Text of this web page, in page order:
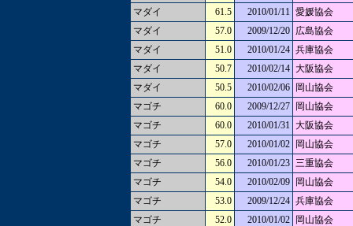
マダイ
61.5 2010/01/11 愛媛協会
マダイ
57.0 2009/12/20 広島協会
マダイ
51.0 2010/01/24 兵庫協会
マダイ
50.7 2010/02/14 大阪協会
マダイ
50.5 2010/02/06
岡山協会
マゴチ
60.0 2009/12/27
岡山協会
マゴチ
60.0 2010/01/31 大阪協会
マゴチ
57.0 2010/01/02
岡山協会
マゴチ
56.0 2010/01/23 三重協会
マゴチ
54.0 2010/02/09
岡山協会
マゴチ
53.0 2009/12/24 兵庫協会
マゴチ
52.0 2010/01/02
岡山協会